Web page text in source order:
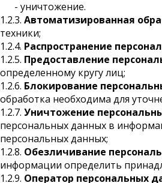
- уничтожение.
1.2.3. Автоматизированная
техники;
1.2.4. Распространение
1.2.5. Предоставление
определенному кругу лиц;
1.2.6. Блокирование
обработка необходима для
1.2.7. Уничтожение
персональных данных в
персональных данных;
1.2.8. Обезличивание
информации определить
1.2.9. Оператор персональных